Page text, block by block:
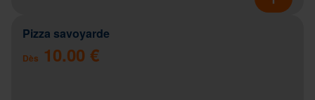
Pizza savoyarde
Dès 10.00 €